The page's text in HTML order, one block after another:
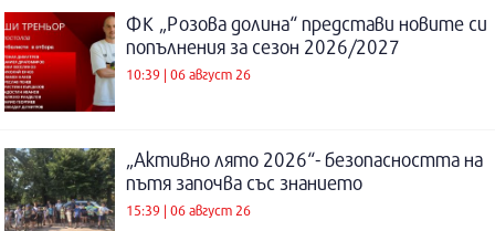
ФК „Розова долина“ представи новите си
попълнения за сезон 2026/2027
10:39 | 06 август 26
„Активно лято 2026“- безопасността на
пътя започва със знанието
15:39 | 06 август 26